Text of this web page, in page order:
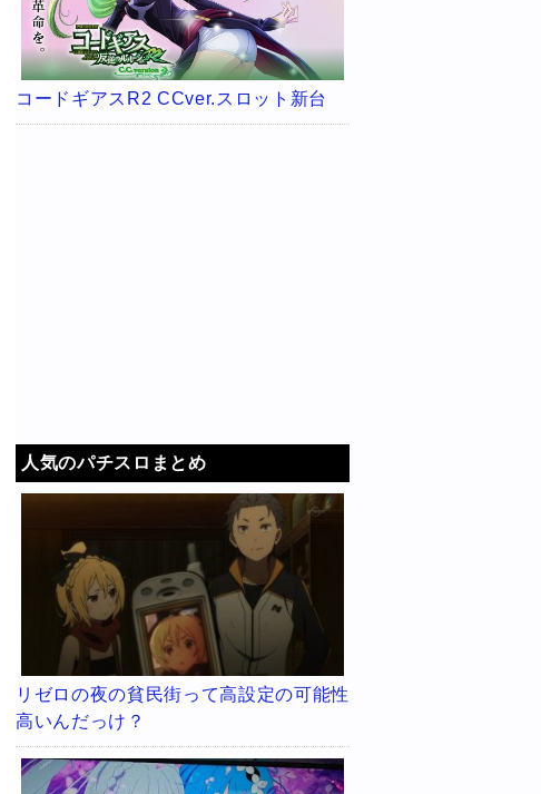
コードギアスR2 CCver.スロット新台
人気のパチスロまとめ
リゼロの夜の貧民街って高設定の可能性
高いんだっけ？